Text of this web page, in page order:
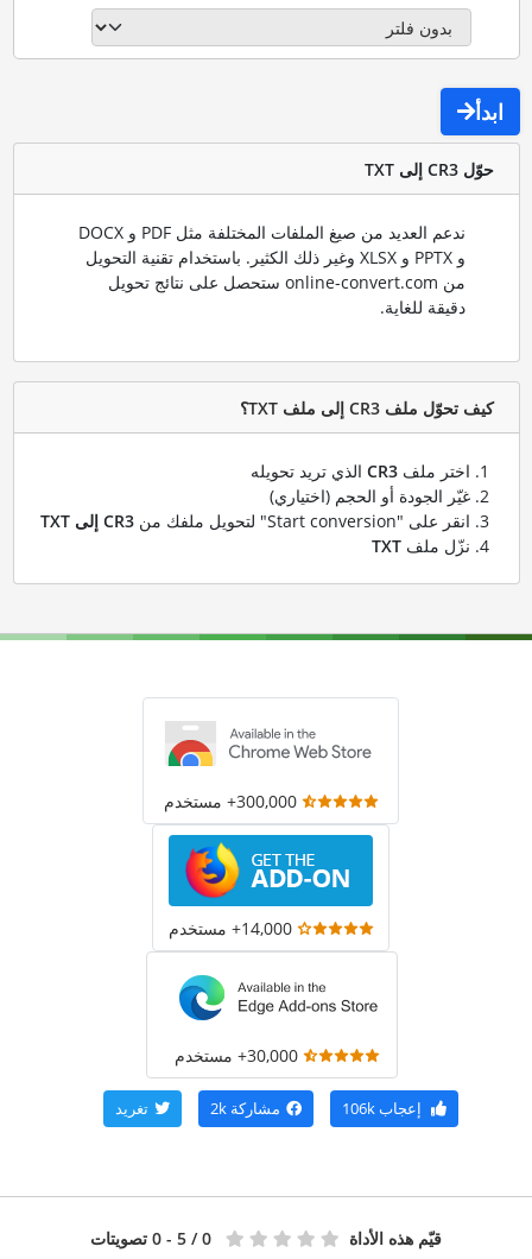
ابدأ
حوّل CR3 إلى TXT
ندعم العديد من صيغ الملفات المختلفة مثل PDF و DOCX
و PPTX و XLSX وغير ذلك الكثير. باستخدام تقنية التحويل
من online-convert.com ستحصل على نتائج تحويل
دقيقة للغاية.
كيف تحوّل ملف CR3 إلى ملف TXT؟
اختر ملف CR3الذي تريد تحويله
غيّر الجودة أو الحجم (اختياري)
انقر على "Start conversion" لتحويل ملفك من
CR3 إلى TXT
نزّل ملف TXT
300,000+ مستخدم
14,000+ مستخدم
30,000+ مستخدم
إعجاب106k مشاركة 2k تغريد
قيّم هذه الأداة 0 / 5 - 0 تصويتات